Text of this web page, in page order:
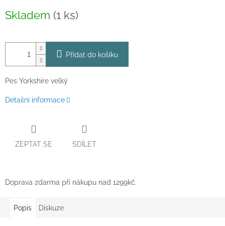
cena:
Skladem (1 ks)
Přidat do košíku
Pes Yorkshire velký
Detailní informace
ZEPTAT SE SDÍLET
Doprava zdarma při nákupu nad 1299kč.
Popis Diskuze